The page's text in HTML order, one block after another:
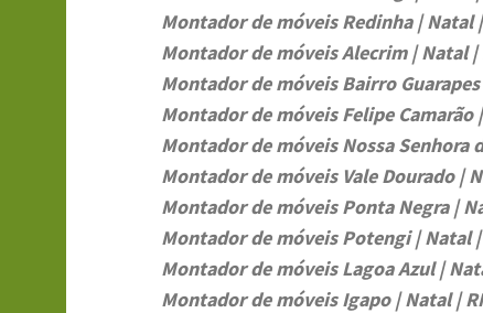
Montador de móveis Redinha | Natal
Montador de móveis Alecrim | Natal |
Montador de móveis Bairro
Montador de móveis Felipe Camarão
Montador de móveis Nossa Senhora
Montador de móveis Vale Dourado |
Montador de móveis Ponta Negra |
Montador de móveis Potengi | Natal |
Montador de móveis Lagoa Azul |
Montador de móveis Igapo | Natal |